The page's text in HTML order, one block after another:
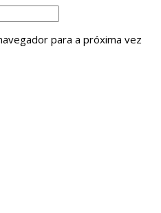
para a próxima vez